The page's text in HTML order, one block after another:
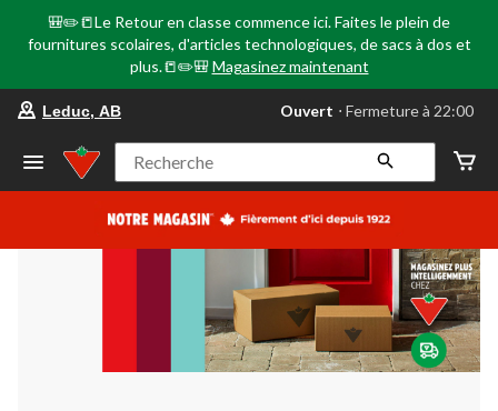
🎒✏️📒Le Retour en classe commence ici. Faites le plein de
fournitures scolaires, d'articles technologiques, de sacs à dos et
plus.📒✏️🎒 Magasinez maintenant
votre
préféré
Leduc,
AB,
courament
Fermeture
à
22:00
cliquer
pour
changer
Leduc, AB Ouvert ⋅ Fermeture à 22:00
Recherche